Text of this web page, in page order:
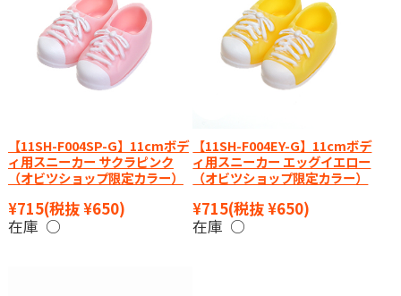
【11SH-F004SP-G】11cmボデ
ィ用スニーカー サクラピンク
（オビツショップ限定カラー）
¥715(税抜 ¥650)
在庫 ○
【11SH-F004EY-G】11cmボデ
ィ用スニーカー エッグイエロー
（オビツショップ限定カラー）
¥715(税抜 ¥650)
在庫 ○